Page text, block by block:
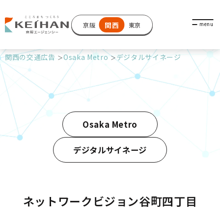
京阪 関西 東京
関西の交通広告 Osaka Metro デジタルサイネージ
Osaka Metro
デジタルサイネージ
ネットワークビジョン谷町四丁目